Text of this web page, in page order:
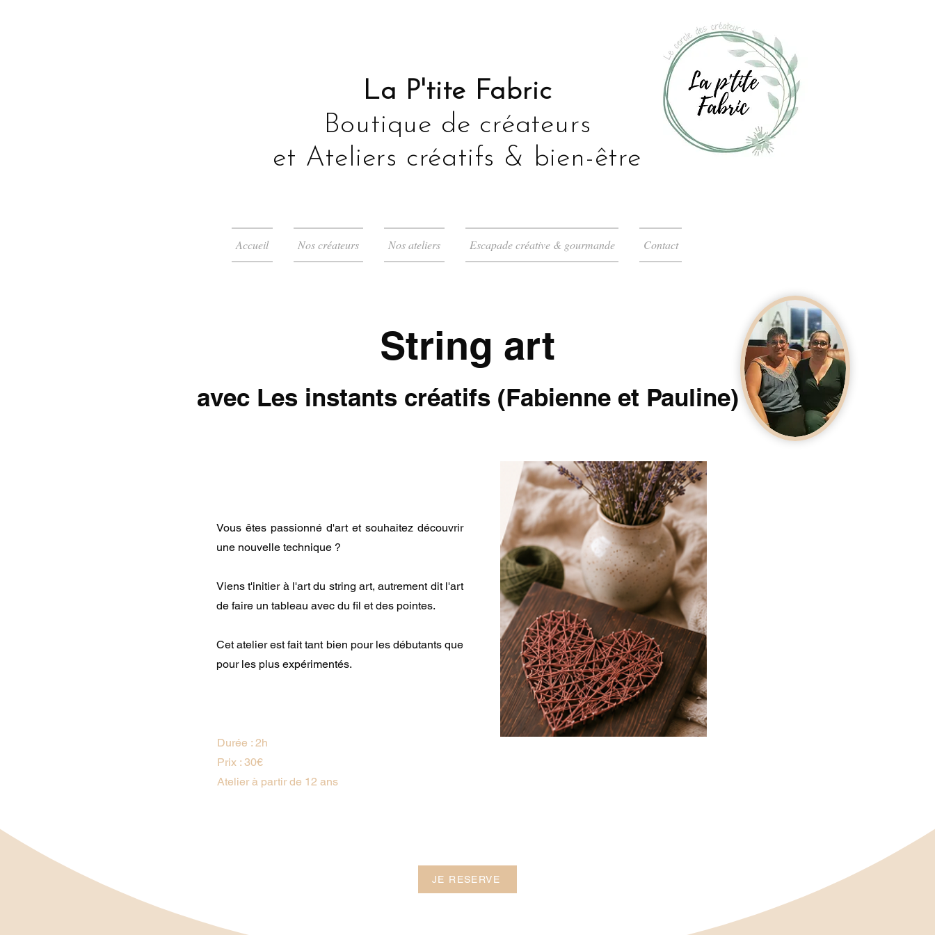
La P'tite Fabric
Boutique de créateurs
et Ateliers créatifs & bien-être
Accueil Nos créateurs Nos ateliers Escapade créative & gourmande Contact
String art
avec Les instants créatifs (Fabienne et Pauline)
Vous êtes passionné d'art et souhaitez découvrir
une nouvelle technique ?
Viens t'initier à l'art du string art, autrement dit l'art
de faire un tableau avec du fil et des pointes.
Cet atelier est fait tant bien pour les débutants que
pour les plus expérimentés.
Durée : 2h
Prix : 30€
Atelier à partir de 12 ans
JE RESERVE